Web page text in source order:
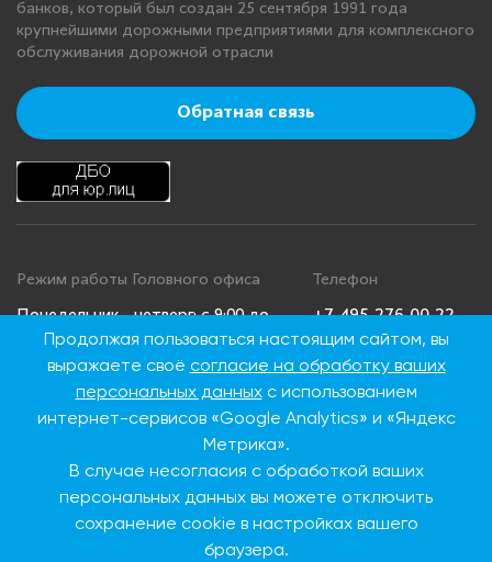
банков, который был создан 25 сентября 1991 года
крупнейшими дорожными предприятиями для комплексного
обслуживания дорожной отрасли
Обратная связь
Режим работы Головного офиса
Понедельник - четверг: с 9:00 до
18:00
Пятница: с 9:00 до 16:45
Суббота, воскресенье: выходные
дни
Телефон
+7 495 276 00 22
8 800 100 00 22
(Бесплатно по
России)
Адрес Головного офиса
115093, г. Москва, ул.
Дубининская, д. 86
Продолжая пользоваться настоящим сайтом, вы
выражаете своё согласие на обработку ваших
персональных данныхс использованием
интернет-сервисов «Google Analytics» и «Яндекс
Метрика».
В случае несогласия с обработкой ваших
персональных данных вы можете отключить
сохранение cookie в настройках вашего
браузера.